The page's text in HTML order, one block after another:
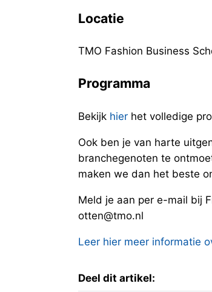
Locatie
TMO Fashion Business
Programma
Bekijk hier het volledige
Ook ben je van harte
branchegenoten te
maken we dan het beste
Meld je aan per e-mail bij
otten@tmo.nl
Leer hier meer informatie
Deel dit artikel: